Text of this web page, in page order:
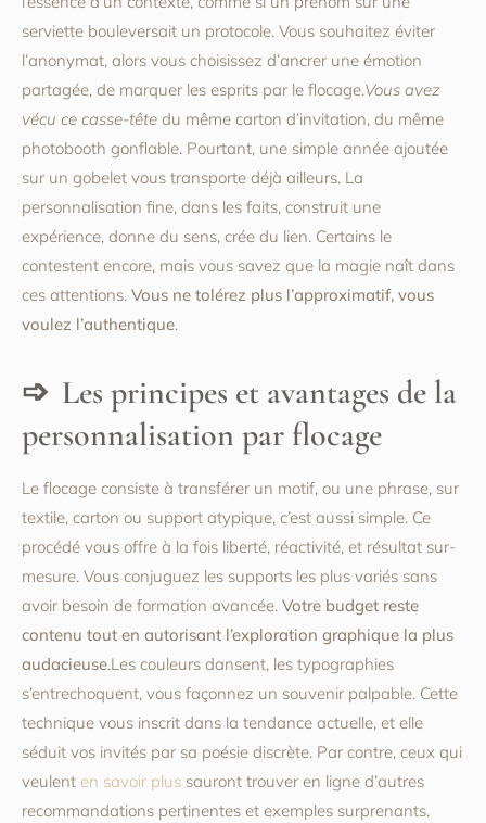
serviette bouleversait un protocole. Vous souhaitez éviter
l’anonymat, alors vous choisissez d’ancrer une émotion
partagée, de marquer les esprits par le flocage.Vous avez
vécu ce casse-tête du même carton d’invitation, du même
photobooth gonflable. Pourtant, une simple année ajoutée
sur un gobelet vous transporte déjà ailleurs. La
personnalisation fine, dans les faits, construit une
expérience, donne du sens, crée du lien. Certains le
contestent encore, mais vous savez que la magie naît dans
ces attentions. Vous ne tolérez plus l’approximatif, vous
voulez l’authentique.
Les principes et avantages de la
personnalisation par flocage
Le flocage consiste à transférer un motif, ou une phrase, sur
textile, carton ou support atypique, c’est aussi simple. Ce
procédé vous offre à la fois liberté, réactivité, et résultat sur-
mesure. Vous conjuguez les supports les plus variés sans
avoir besoin de formation avancée. Votre budget reste
contenu tout en autorisant l’exploration graphique la plus
audacieuse.Les couleurs dansent, les typographies
s’entrechoquent, vous façonnez un souvenir palpable. Cette
technique vous inscrit dans la tendance actuelle, et elle
séduit vos invités par sa poésie discrète. Par contre, ceux qui
veulent en savoir plus sauront trouver en ligne d’autres
recommandations pertinentes et exemples surprenants.